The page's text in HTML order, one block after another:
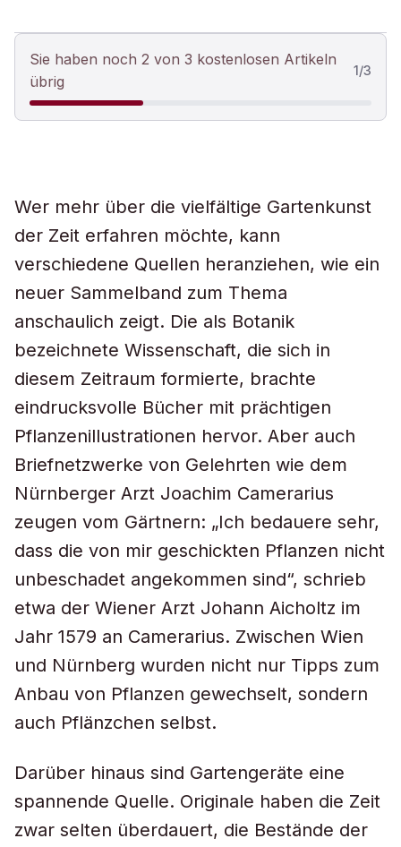
Sie haben noch 2 von 3 kostenlosen Artikeln
übrig
1/3
Wer mehr über die vielfältige Gartenkunst
der Zeit erfahren möchte, kann
verschiedene Quellen heranziehen, wie ein
neuer Sammelband zum Thema
anschaulich zeigt. Die als Botanik
bezeichnete Wissenschaft, die sich in
diesem Zeitraum formierte, brachte
eindrucksvolle Bücher mit prächtigen
Pflanzenillustrationen hervor. Aber auch
Briefnetzwerke von Gelehrten wie dem
Nürnberger Arzt Joachim Camerarius
zeugen vom Gärtnern: „Ich bedauere sehr,
dass die von mir geschickten Pflanzen nicht
unbeschadet angekommen sind“, schrieb
etwa der Wiener Arzt Johann Aicholtz im
Jahr 1579 an Camerarius. Zwischen Wien
und Nürnberg wurden nicht nur Tipps zum
Anbau von Pflanzen gewechselt, sondern
auch Pflänzchen selbst.
Darüber hinaus sind Gartengeräte eine
spannende Quelle. Originale haben die Zeit
zwar selten überdauert, die Bestände der